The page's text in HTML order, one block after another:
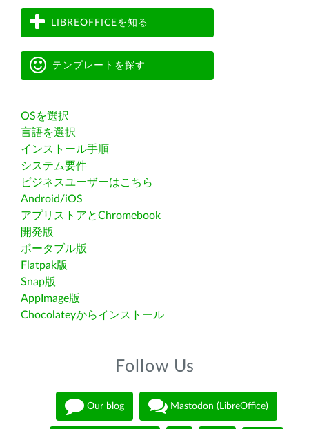
LIBREOFFICEを知る
テンプレートを探す
OSを選択
言語を選択
インストール手順
システム要件
ビジネスユーザーはこちら
Android/iOS
アプリストアとChromebook
開発版
ポータブル版
Flatpak版
Snap版
AppImage版
Chocolateyからインストール
Follow Us
Our blog Mastodon (LibreOffice)